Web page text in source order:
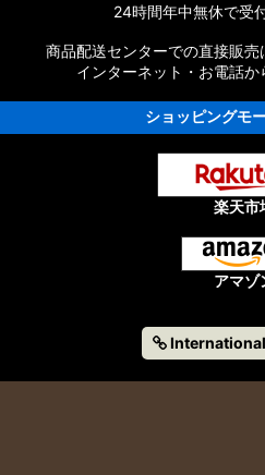
24時間年中無休で受
商品配送センターでの直接販売
インターネット・お電話か
ショッピングモ
楽天市
アマゾ